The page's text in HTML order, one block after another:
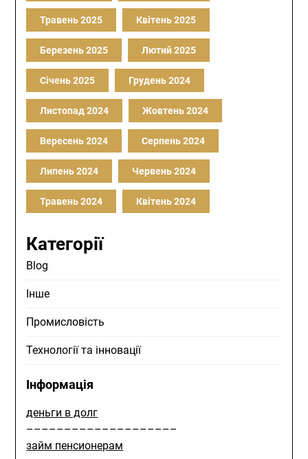
Травень 2025 Квітень 2025
Березень 2025 Лютий 2025
Січень 2025 Грудень 2024
Листопад 2024 Жовтень 2024
Вересень 2024 Серпень 2024
Липень 2024 Червень 2024
Травень 2024 Квітень 2024
Категорії
Blog
Інше
Промисловість
Технології та інновації
Інформація
деньги в долг
––––––––––––––––––––
займ пенсионерам